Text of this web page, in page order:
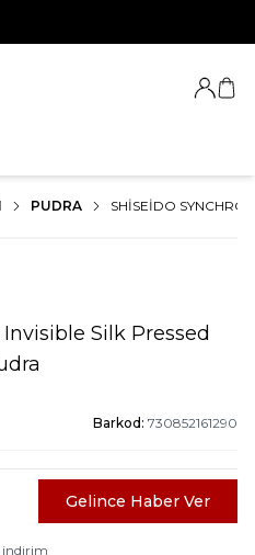
Giriş
PUDRA SHISEIDO SYNCHRO
Silk Pressed
Barkod: 730852161290
Gelince Haber Ver
indirim